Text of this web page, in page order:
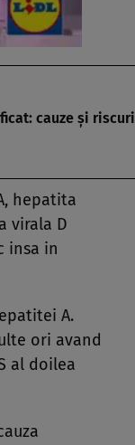
cauze şi riscuri
hepatita
virala D
insa in
A.
ori avand
al doilea